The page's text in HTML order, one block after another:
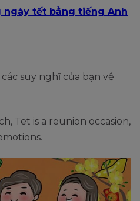
ngày tết bằng tiếng Anh
suy nghĩ của bạn về
Tet is a reunion occasion,